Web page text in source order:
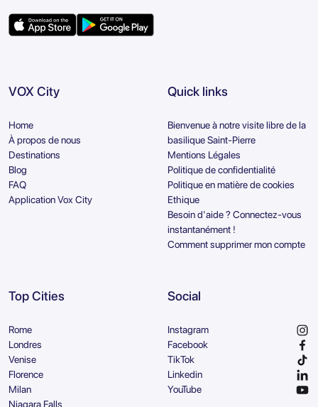
VOX City
Home
À propos de nous
Destinations
Blog
FAQ
Application Vox City
Quick links
Bienvenue à notre visite libre de la
basilique Saint-Pierre
Mentions Légales
Politique de confidentialité
Politique en matière de cookies
Ethique
Besoin d'aide ? Connectez-vous
instantanément !
Comment supprimer mon compte
Top Cities
Rome
Londres
Venise
Florence
Milan
Niagara Falls
Social
Instagram
Facebook
TikTok
Linkedin
YouTube